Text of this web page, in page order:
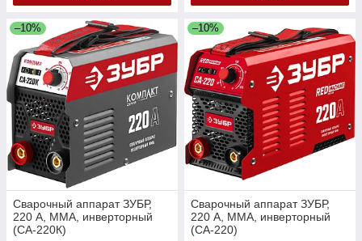
–10%
Сварочный аппарат ЗУБР,
220 А, MMA, инверторный
(СА-220К)
–10%
Сварочный аппарат ЗУБР,
220 А, MMA, инверторный
(СА-220)